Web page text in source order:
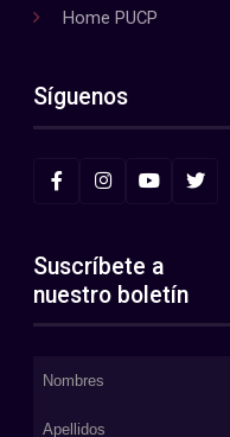
Home PUCP
Síguenos
Suscríbete a
nuestro boletín